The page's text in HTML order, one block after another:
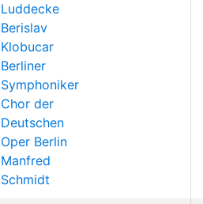
Luddecke
Berislav
Klobucar
Berliner
Symphoniker
Chor der
Deutschen
Oper Berlin
Manfred
Schmidt